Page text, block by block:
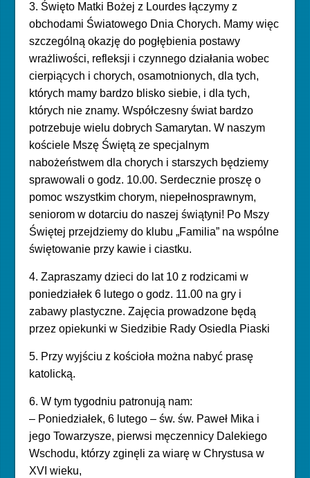
3. Święto Matki Bożej z Lourdes łączymy z
obchodami Światowego Dnia Chorych. Mamy więc
szczególną okazję do pogłębienia postawy
wrażliwości, refleksji i czynnego działania wobec
cierpiących i chorych, osamotnionych, dla tych,
których mamy bardzo blisko siebie, i dla tych,
których nie znamy. Współczesny świat bardzo
potrzebuje wielu dobrych Samarytan. W naszym
kościele Mszę Świętą ze specjalnym
nabożeństwem dla chorych i starszych będziemy
sprawowali o godz. 10.00. Serdecznie proszę o
pomoc wszystkim chorym, niepełnosprawnym,
seniorom w dotarciu do naszej świątyni! Po Mszy
Świętej przejdziemy do klubu „Familia” na wspólne
świętowanie przy kawie i ciastku.
4. Zapraszamy dzieci do lat 10 z rodzicami w
poniedziałek 6 lutego o godz. 11.00 na gry i
zabawy plastyczne. Zajęcia prowadzone będą
przez opiekunki w Siedzibie Rady Osiedla Piaski
5. Przy wyjściu z kościoła można nabyć prasę
katolicką.
6. W tym tygodniu patronują nam:
– Poniedziałek, 6 lutego – św. św. Paweł Mika i
jego Towarzysze, pierwsi męczennicy Dalekiego
Wschodu, którzy zginęli za wiarę w Chrystusa w
XVI wieku,